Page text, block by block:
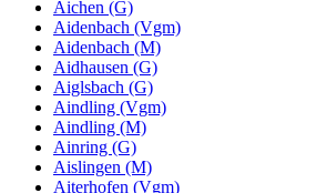
Aichen (G)
Aidenbach (Vgm)
Aidenbach (M)
Aidhausen (G)
Aiglsbach (G)
Aindling (Vgm)
Aindling (M)
Ainring (G)
Aislingen (M)
Aiterhofen (Vgm)